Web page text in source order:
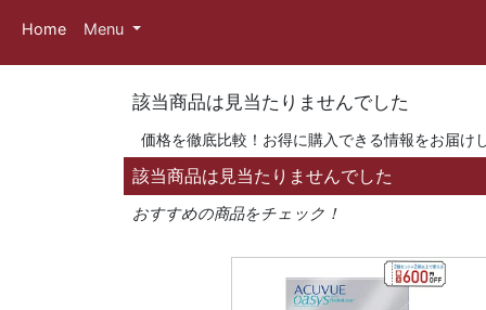
Home Menu
該当商品は見当たりませんでした
価格を徹底比較！お得に購入できる情報をお届け
該当商品は見当たりませんでした
おすすめの商品をチェック！